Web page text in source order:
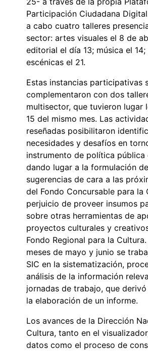
Participación Ciudadana
a cabo cuatro talleres
sector: artes visuales el 8 de
editorial el día 13; música el
escénicas el 21.
Estas instancias participativas
complementaron con dos
multisector, que tuvieron lugar
15 del mismo mes. Las
reseñadas posibilitaron
necesidades y desafíos en
instrumento de política pública
dando lugar a la formulación
sugerencias de cara a las
del Fondo Concursable para la
perjuicio de proveer insumos
sobre otras herramientas de
proyectos culturales y
Fondo Regional para la
meses de mayo y junio se
SIC en la sistematización,
análisis de la información
jornadas de trabajo, que
la elaboración de un informe.
Los avances de la Dirección
Cultura, tanto en el
datos como el proceso de